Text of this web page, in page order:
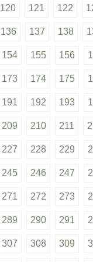
120 121 122
136 137 138
154 155 156
173 174 175
191 192 193
209 210 211
227 228 229
245 246 247
271 272 273
289 290 291
307 308 309